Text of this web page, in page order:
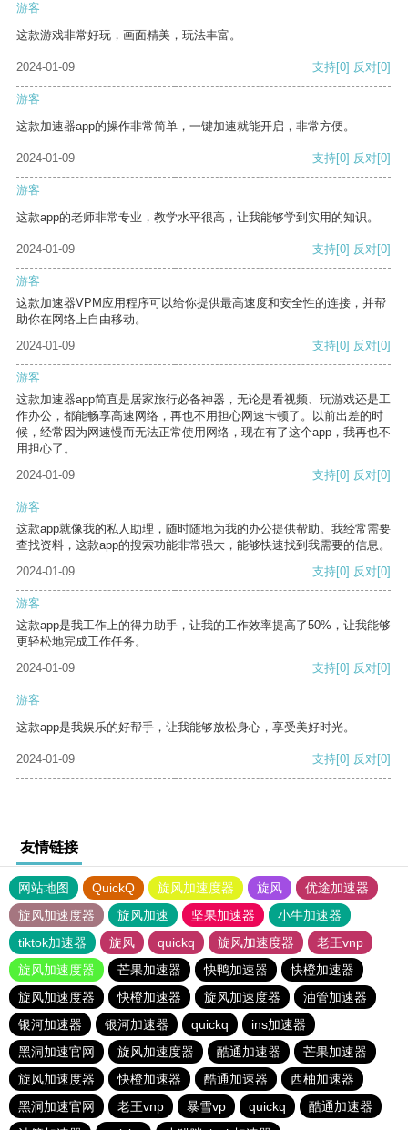
游客
这款游戏非常好玩，画面精美，玩法丰富。
2024-01-09 支持[0] 反对[0]
游客
这款加速器app的操作非常简单，一键加速就能开启，非常方便。
2024-01-09 支持[0] 反对[0]
游客
这款app的老师非常专业，教学水平很高，让我能够学到实用的知识。
2024-01-09 支持[0] 反对[0]
游客
这款加速器VPM应用程序可以给你提供最高速度和安全性的连接，并帮
助你在网络上自由移动。
2024-01-09
支持[0] 反对[0]
游客
这款加速器app简直是居家旅行必备神器，无论是看视频、玩游戏还是工
作办公，都能畅享高速网络，再也不用担心网速卡顿了。以前出差的时
候，经常因为网速慢而无法正常使用网络，现在有了这个app，我再也不
用担心了。
2024-01-09
支持[0] 反对[0]
游客
这款app就像我的私人助理，随时随地为我的办公提供帮助。我经常需要
查找资料，这款app的搜索功能非常强大，能够快速找到我需要的信息。
2024-01-09
支持[0] 反对[0]
游客
这款app是我工作上的得力助手，让我的工作效率提高了50%，让我能够
更轻松地完成工作任务。
2024-01-09
支持[0] 反对[0]
游客
这款app是我娱乐的好帮手，让我能够放松身心，享受美好时光。
2024-01-09 支持[0] 反对[0]
友情链接
网站地图 QuickQ 旋风加速度器 旋风
优途加速器
旋风加速度器
旋风加速 坚果加速器
小牛加速器
tiktok加速器
旋风 quickq 旋风加速度器
老王vnp
旋风加速度器
芒果加速器 快鸭加速器
快橙加速器
旋风加速度器
快橙加速器 旋风加速度器
油管加速器
银河加速器
银河加速器 quickq
ins加速器
黑洞加速官网
旋风加速度器 酷通加速器
芒果加速器
旋风加速度器
快橙加速器 酷通加速器
西柚加速器
黑洞加速官网
老王vnp 暴雪vp quickq
酷通加速器